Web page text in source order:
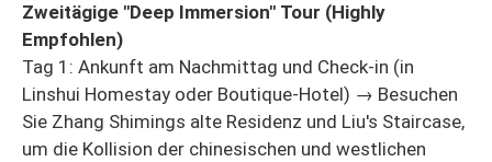
Zweitägige "Deep Immersion" Tour (Highly
Empfohlen)
Tag 1: Ankunft am Nachmittag und Check-in (in
Linshui Homestay oder Boutique-Hotel) → Besuchen
Sie Zhang Shimings alte Residenz und Liu's Staircase,
um die Kollision der chinesischen und westlichen